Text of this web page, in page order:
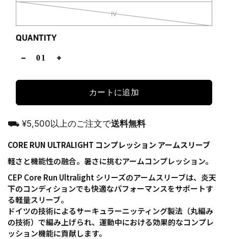
IV
QUANTITY
カートに追加
⛟ ¥5,500以上のご注文で送料無料
CORE RUN ULTRALIGHT コンプレッション アームスリーブ
軽さと機能性の融合。暑さに挑むアームコンプレッション。
CEP Core Run Ultralight シリーズのアームスリーブは、炎天
下のコンディションでも快適なパフォーマンスをサポートす
る軽量スリーブ。
ドイツの技術によるサーキュラーニッティング製法（丸編み
の技術）で編み上げられ、運動中における効果的なコンプレ
ッション機能に貢献します。